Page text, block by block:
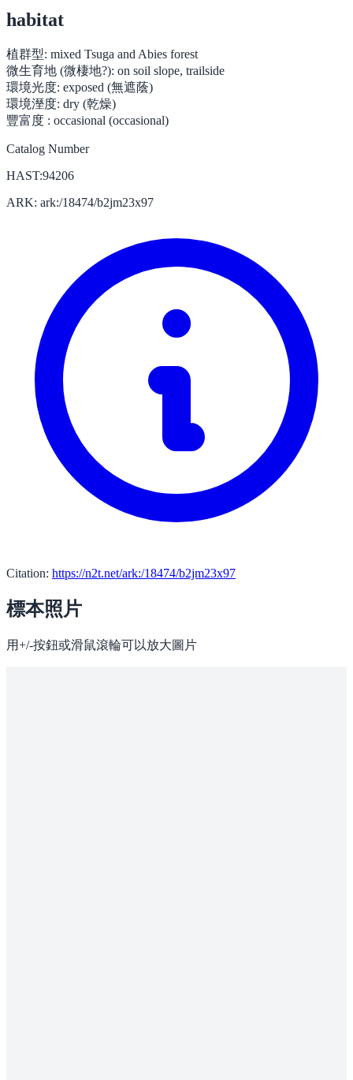
habitat
植群型: mixed Tsuga and Abies forest
微生育地 (微棲地?): on soil slope, trailside
環境光度: exposed (無遮蔭)
環境溼度: dry (乾燥)
豐富度 : occasional (occasional)
Catalog Number
HAST:94206
ARK: ark:/18474/b2jm23x97
Citation: https://n2t.net/ark:/18474/b2jm23x97
標本照片
用+/-按鈕或滑鼠滾輪可以放大圖片